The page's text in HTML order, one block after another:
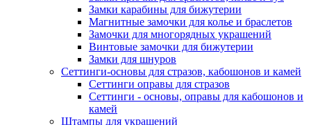
Замки карабины для бижутерии
Магнитные замочки для колье и браслетов
Замочки для многорядных украшений
Винтовые замочки для бижутерии
Замки для шнуров
Сеттинги-основы для стразов, кабошонов и камей
Сеттинги оправы для стразов
Сеттинги - основы, оправы для кабошонов и
камей
Штампы для украшений